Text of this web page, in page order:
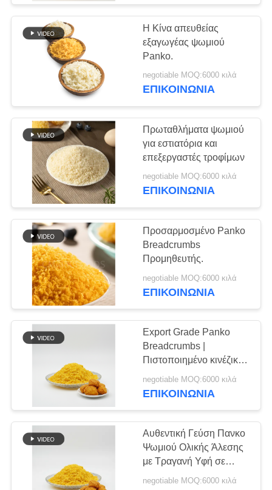
ΧΆΡΤΗΣ
ΙΣΤΌΤΟΠΟΥ
ΠΟΛΙΤΙΚΉ
ΜΥΣΤΙΚΌΤΗΤΑΣ
Καθαρή σκόνη
Wasabi
Ξηρά τσιπ καρότων
58
Ξηρές νιφάδες
παλαμίδων
Ξηρά μανιτάρια
Shiitake
48
Η Κίνα απευθείας
εξαγωγέας ψωμιού
Panko.
negotiable MOQ:6000 κιλά
ΕΠΙΚΟΙΝΩΝΊΑ
Πρωταθλήματα ψωμιού
για εστιατόρια και
επεξεργαστές τροφίμων
negotiable MOQ:6000 κιλά
ΕΠΙΚΟΙΝΩΝΊΑ
Προσαρμοσμένο Panko
Breadcrumbs
Προμηθευτής.
negotiable MOQ:6000 κιλά
ΕΠΙΚΟΙΝΩΝΊΑ
Export Grade Panko
Breadcrumbs |
Πιστοποιημένο κινέζικο
εργοστάσιο Halal
negotiable MOQ:6000 κιλά
ΕΠΙΚΟΙΝΩΝΊΑ
Αυθεντική Γεύση Πανκο
Ψωμιού Ολικής Άλεσης
με Τραγανή Υφή σε
Βολικές Συσκευασίες
negotiable MOQ:6000 κιλά